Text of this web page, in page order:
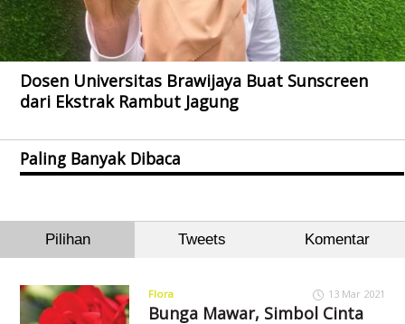
Dosen Universitas Brawijaya Buat Sunscreen
dari Ekstrak Rambut Jagung
Paling Banyak Dibaca
Pilihan Tweets Komentar
Flora 13 Mar 2021
Bunga Mawar, Simbol Cinta